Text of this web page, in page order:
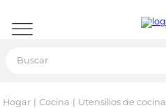
Hogar Cocina Utensilios de cocina